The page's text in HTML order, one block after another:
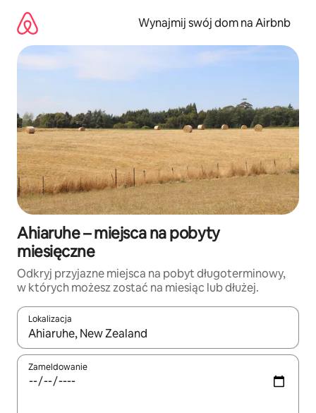
treści
Wynajmij swój dom na Airbnb
Ahiaruhe – miejsca na pobyty
miesięczne
Odkryj przyjazne miejsca na pobyt długoterminowy,
w których możesz zostać na miesiąc lub dłużej.
Lokalizacja
Gdy wyniki będą dostępne, możesz poruszać się po nich za
Zameldowanie